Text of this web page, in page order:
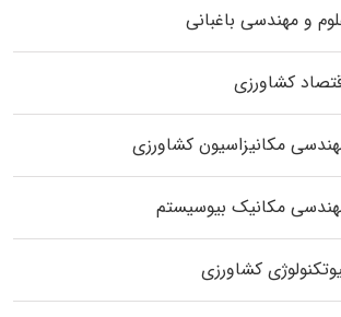
و مهندسی باغبانی
کشاورزی
مکانیزاسیون کشاورزی
مکانیک بیوسیستم
کشاورزی